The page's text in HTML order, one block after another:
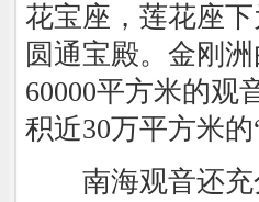
花宝座，莲花座
圆通宝殿。金刚
60000平方米的观
积近30万平方米
南海观音还充